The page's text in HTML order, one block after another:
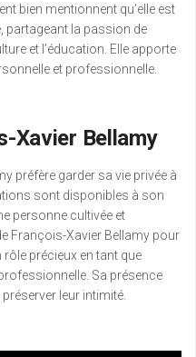
bien mentionnent qu’elle est
partageant la passion de
et l’éducation. Elle apporte
et professionnelle.
Xavier Bellamy
préfère garder sa vie privée à
sont disponibles à son
personne cultivée et
François-Xavier Bellamy pour
rôle précieux en tant que
Sa présence
leur intimité.